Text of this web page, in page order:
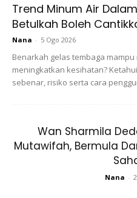
Trend Minum Air
Betulkah Boleh
Nana - 5 Ogo 2026
Benarkah gelas tembaga
meningkatkan kesihatan?
sebenar, risiko serta cara
Wan Sharmila
Mutawifah, Bermula
Nana -